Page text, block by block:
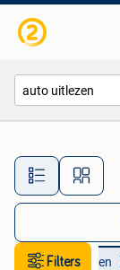
Filters
Auto diversen